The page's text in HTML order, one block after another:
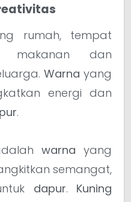
rumah, tempat
makanan dan
Warna yang
energi dan
.
warna yang
semangat,
dapur. Kuning